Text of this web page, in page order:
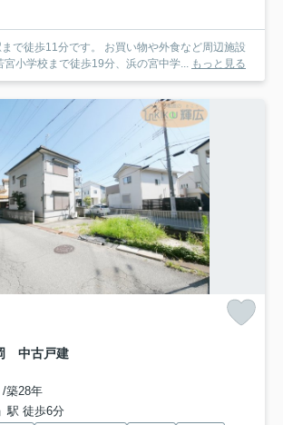
で徒歩11分です。 お買い物や外食など周辺施設
小学校まで徒歩19分、浜の宮中学...
もっと見る
中古戸建
築28年
駅 徒歩6分